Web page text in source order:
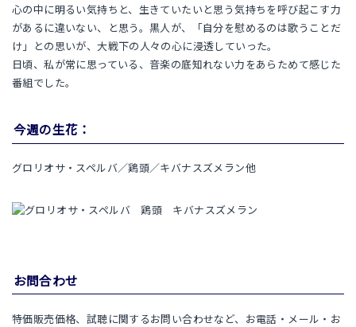
心の中に明るい気持ちと、生きていたいと思う気持ちを呼び起こす力
があるに違いない、と思う。黒人が、「自分を慰めるのは歌うことだ
け」との思いが、大戦下の人々の心に浸透していった。
日頃、私が常に思っている、音楽の底知れない力をあらためて感じた
番組でした。
今週の生花：
グロリオサ・スペルバ／鶏頭／キバナスズメラン他
お問合わせ
特価販売価格、試聴に関するお問い合わせなど、お電話・メール・お